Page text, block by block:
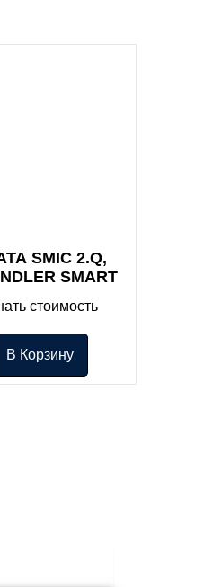
SMIC 2.Q,
SMART
стоимость
В Корзину